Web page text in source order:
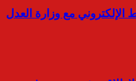
مع وزارة العدل